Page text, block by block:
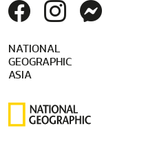
NATIONAL
GEOGRAPHIC
ASIA